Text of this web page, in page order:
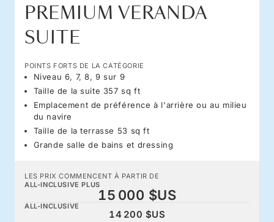
PREMIUM VERANDA
SUITE
POINTS FORTS DE LA CATÉGORIE
Niveau 6, 7, 8, 9 sur 9
Taille de la suite 357 sq ft
Emplacement de préférence à l'arrière ou au milieu
du navire
Taille de la terrasse 53 sq ft
Grande salle de bains et dressing
LES PRIX COMMENCENT À PARTIR DE
ALL-INCLUSIVE PLUS
15 000 $US
ALL-INCLUSIVE
14 200 $US